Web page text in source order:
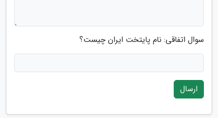
سوال اتفاقی: نام پایتخت ایران چیست؟
ارسال